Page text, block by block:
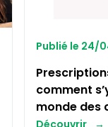
Publié le 24/
comment
monde des
Découvrir